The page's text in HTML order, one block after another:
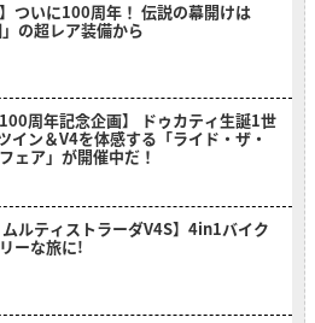
】ついに100周年！ 伝説の幕開けは
」の超レア装備から
100周年記念企画】 ドゥカティ生誕1世
イン＆V4を体感する「ライド・ザ・
ェア」が開催中だ！
ムルティストラーダV4S】4in1バイク
ーな旅に!